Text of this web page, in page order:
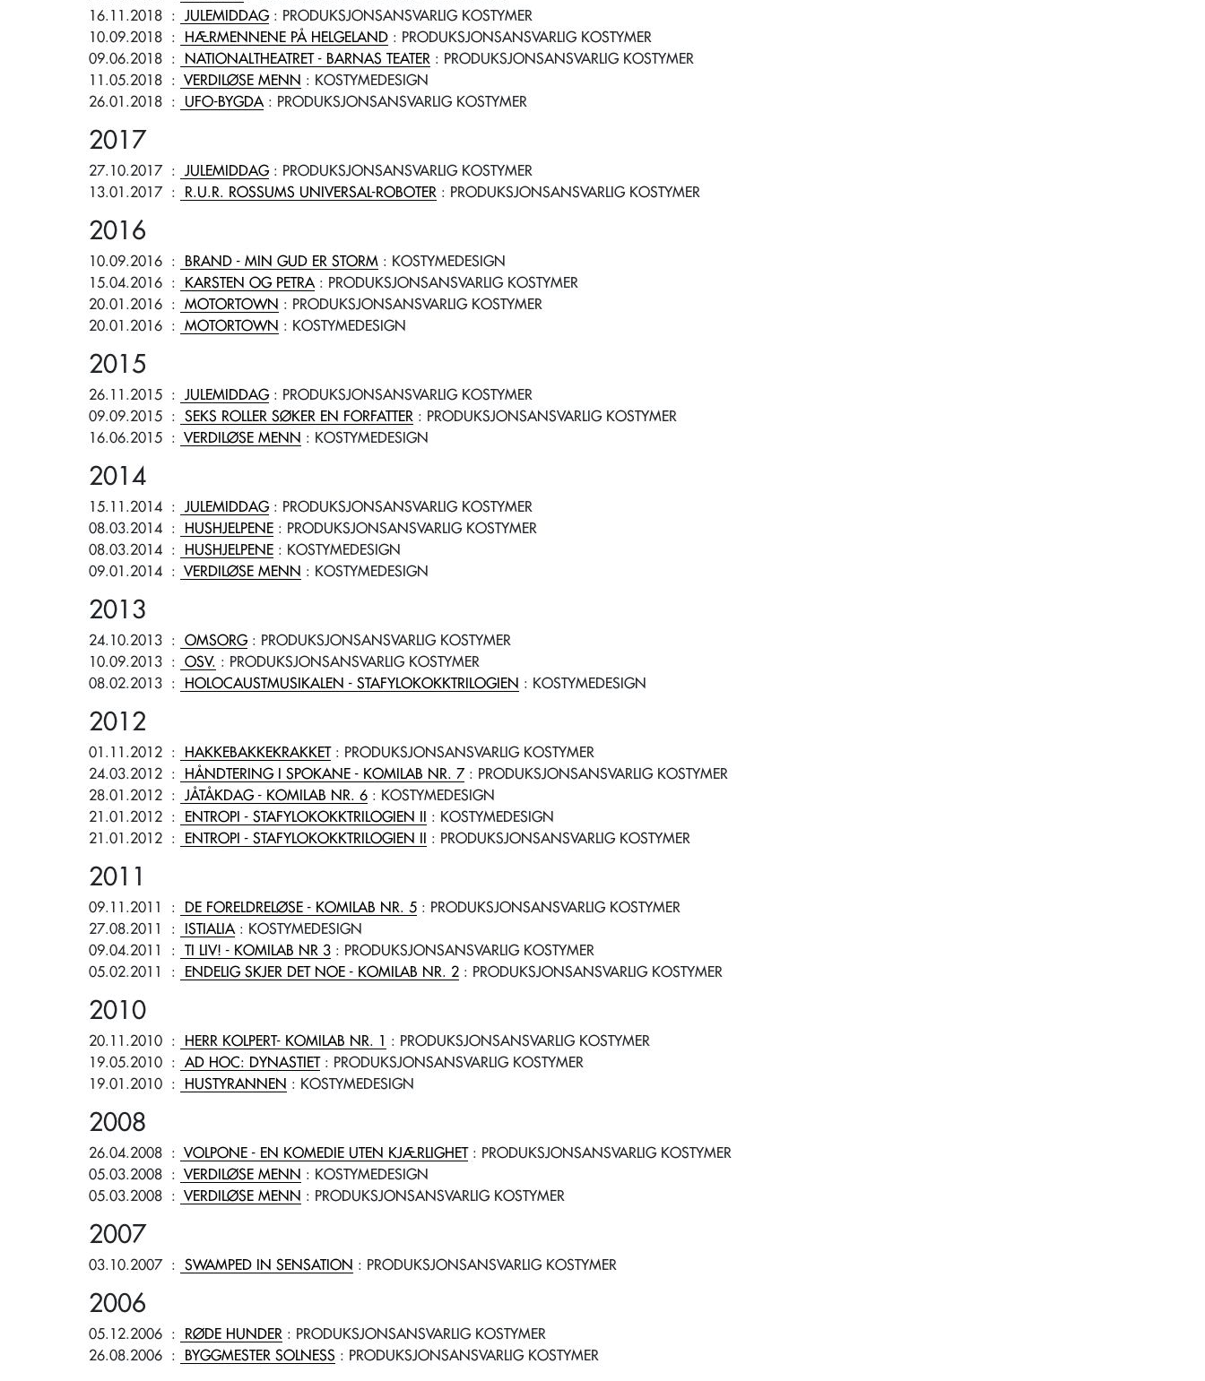
16.11.2018 : JULEMIDDAG: PRODUKSJONSANSVARLIG KOSTYMER
10.09.2018 : HÆRMENNENE PÅ HELGELAND : PRODUKSJONSANSVARLIG KOSTYMER
09.06.2018 : NATIONALTHEATRET - BARNAS TEATER : PRODUKSJONSANSVARLIG KOSTYMER
11.05.2018 : VERDILØSE MENN : KOSTYMEDESIGN
26.01.2018 : UFO-BYGDA : PRODUKSJONSANSVARLIG KOSTYMER
2017
27.10.2017 : JULEMIDDAG: PRODUKSJONSANSVARLIG KOSTYMER
13.01.2017 : R.U.R. ROSSUMS UNIVERSAL-ROBOTER : PRODUKSJONSANSVARLIG KOSTYMER
2016
10.09.2016 : BRAND - MIN GUD ER STORM : KOSTYMEDESIGN
15.04.2016 : KARSTEN OG PETRA : PRODUKSJONSANSVARLIG KOSTYMER
20.01.2016 : MOTORTOWN : PRODUKSJONSANSVARLIG KOSTYMER
20.01.2016 : MOTORTOWN : KOSTYMEDESIGN
2015
26.11.2015 : JULEMIDDAG: PRODUKSJONSANSVARLIG KOSTYMER
09.09.2015 : SEKS ROLLER SØKER EN FORFATTER : PRODUKSJONSANSVARLIG KOSTYMER
16.06.2015 : VERDILØSE MENN : KOSTYMEDESIGN
2014
15.11.2014 : JULEMIDDAG: PRODUKSJONSANSVARLIG KOSTYMER
08.03.2014 : HUSHJELPENE : PRODUKSJONSANSVARLIG KOSTYMER
08.03.2014 : HUSHJELPENE : KOSTYMEDESIGN
09.01.2014 : VERDILØSE MENN : KOSTYMEDESIGN
2013
24.10.2013 : OMSORG: PRODUKSJONSANSVARLIG KOSTYMER
10.09.2013 : OSV. : PRODUKSJONSANSVARLIG KOSTYMER
08.02.2013 : HOLOCAUSTMUSIKALEN - STAFYLOKOKKTRILOGIEN : KOSTYMEDESIGN
2012
01.11.2012 : HAKKEBAKKEKRAKKET: PRODUKSJONSANSVARLIG KOSTYMER
24.03.2012 : HÅNDTERING I SPOKANE - KOMILAB NR. 7 : PRODUKSJONSANSVARLIG KOSTYMER
28.01.2012 : JÅTÅKDAG - KOMILAB NR. 6 : KOSTYMEDESIGN
21.01.2012 : ENTROPI - STAFYLOKOKKTRILOGIEN II
: KOSTYMEDESIGN
21.01.2012 : ENTROPI - STAFYLOKOKKTRILOGIEN II : PRODUKSJONSANSVARLIG KOSTYMER
2011
09.11.2011 : DE FORELDRELØSE - KOMILAB NR. 5 : PRODUKSJONSANSVARLIG KOSTYMER
27.08.2011
: ISTIALIA : KOSTYMEDESIGN
09.04.2011
: TI LIV! - KOMILAB NR 3 : PRODUKSJONSANSVARLIG KOSTYMER
05.02.2011
: ENDELIG SKJER DET NOE - KOMILAB NR. 2 : PRODUKSJONSANSVARLIG KOSTYMER
2010
20.11.2010 : HERR KOLPERT- KOMILAB NR. 1
: PRODUKSJONSANSVARLIG KOSTYMER
19.05.2010 : AD HOC: DYNASTIET: PRODUKSJONSANSVARLIG KOSTYMER
19.01.2010 : HUSTYRANNEN : KOSTYMEDESIGN
2008
26.04.2008 : VOLPONE - EN KOMEDIE UTEN KJÆRLIGHET: PRODUKSJONSANSVARLIG KOSTYMER
05.03.2008 : VERDILØSE MENN : KOSTYMEDESIGN
05.03.2008 : VERDILØSE MENN : PRODUKSJONSANSVARLIG KOSTYMER
2007
03.10.2007 : SWAMPED IN SENSATION : PRODUKSJONSANSVARLIG KOSTYMER
2006
05.12.2006 : RØDE HUNDER : PRODUKSJONSANSVARLIG KOSTYMER
26.08.2006 : BYGGMESTER SOLNESS : PRODUKSJONSANSVARLIG KOSTYMER